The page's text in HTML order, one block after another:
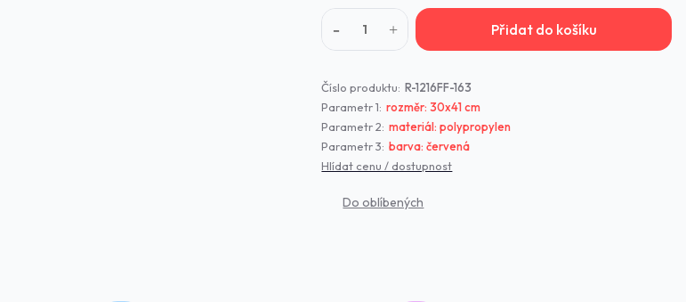
Přidat do košíku
Číslo produktu: R-1216FF-163
Parametr 1: rozměr: 30x41 cm
Parametr 2: materiál: polypropylen
Parametr 3: barva: červená
Hlídat cenu / dostupnost